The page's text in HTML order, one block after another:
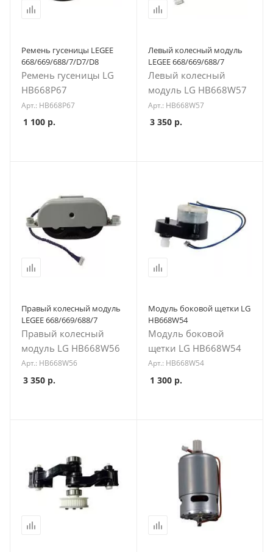
Ремень гусеницы LEGEE
668/669/688/7/D7/D8
Ремень гусеницы LG
HB668P67
Арт.: HB668P67
1 100 р.
Левый колесный модуль
LEGEE 668/669/688/7
Левый колесный
модуль LG HB668W57
Арт.: HB668W57
3 350р.
Правый колесный модуль
LEGEE 668/669/688/7
Правый колесный
модуль LG HB668W56
Арт.: HB668W56
3 350 р.
Модуль боковой щетки LG
HB668W54
Модуль боковой
щетки LG HB668W54
Арт.: HB668W54
1 300р.